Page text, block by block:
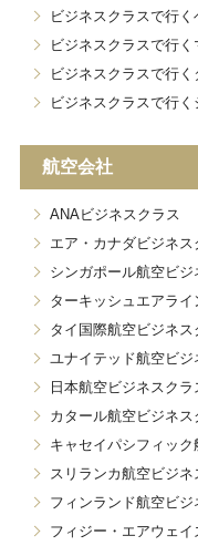
ビジネスクラスで行
ビジネスクラスで行
ビジネスクラスで行
ビジネスクラスで行
航空会社
ANAビジネスクラス
エア・カナダビジネス
シンガポール航空ビジ
ターキッシュエアラ
タイ国際航空ビジネス
ユナイテッド航空ビジ
日本航空ビジネスクラ
カタール航空ビジネス
キャセイパシフィッ
スリランカ航空ビジネ
フィンランド航空ビジ
フィジー・エアウェイ